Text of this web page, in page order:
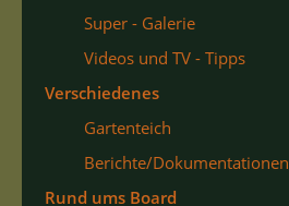
Super - Galerie
Videos und TV - Tipps
Verschiedenes
Gartenteich
Berichte/Dokumentationen
Rund ums Board